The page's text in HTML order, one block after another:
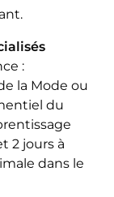
:
la Mode ou
du
2 jours à
dans le